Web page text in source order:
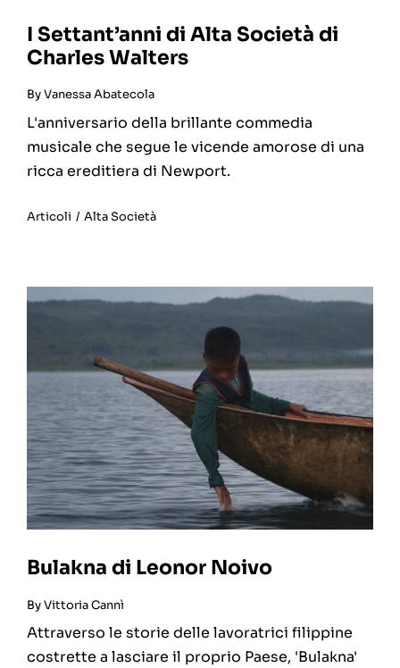
I Settant’anni di Alta Società di
Charles Walters
ByVanessa Abatecola
L'anniversario della brillante commedia
musicale che segue le vicende amorose di una
ricca ereditiera di Newport.
Articoli / Alta Società
Bulakna di Leonor Noivo
ByVittoria Cannì
Attraverso le storie delle lavoratrici filippine
costrette a lasciare il proprio Paese, 'Bulakna'